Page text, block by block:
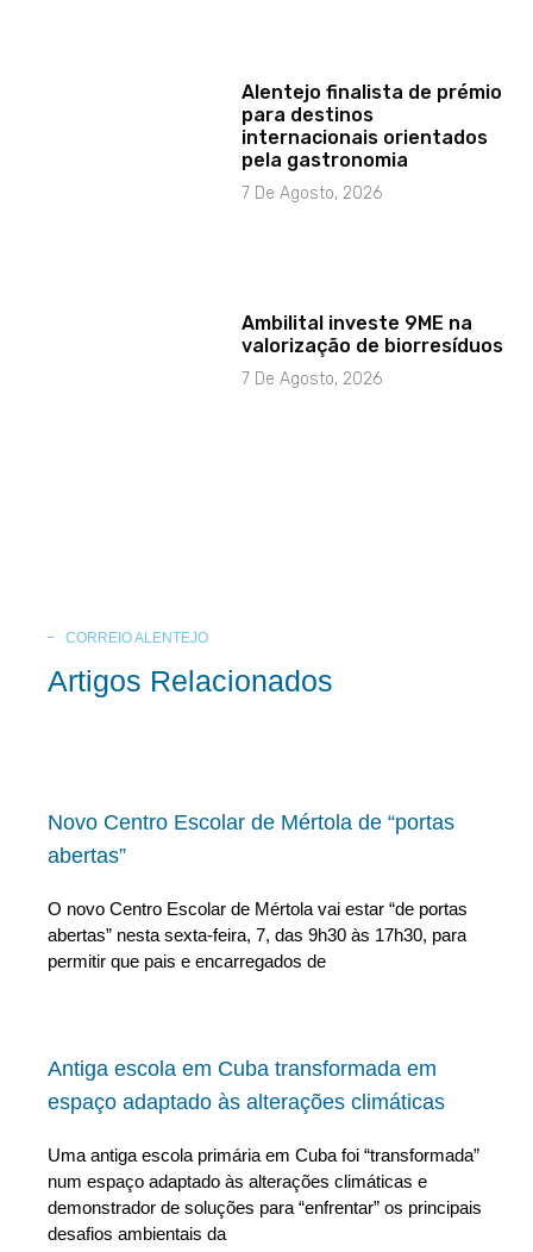
Alentejo finalista de prémio
para destinos
internacionais orientados
pela gastronomia
7 De Agosto, 2026
Ambilital investe 9ME na
valorização de biorresíduos
7 De Agosto, 2026
CORREIO ALENTEJO
Artigos Relacionados
Novo Centro Escolar de Mértola de “portas
abertas”
O novo Centro Escolar de Mértola vai estar “de portas
abertas” nesta sexta-feira, 7, das 9h30 às 17h30, para
permitir que pais e encarregados de
Antiga escola em Cuba transformada em
espaço adaptado às alterações climáticas
Uma antiga escola primária em Cuba foi “transformada”
num espaço adaptado às alterações climáticas e
demonstrador de soluções para “enfrentar” os principais
desafios ambientais da